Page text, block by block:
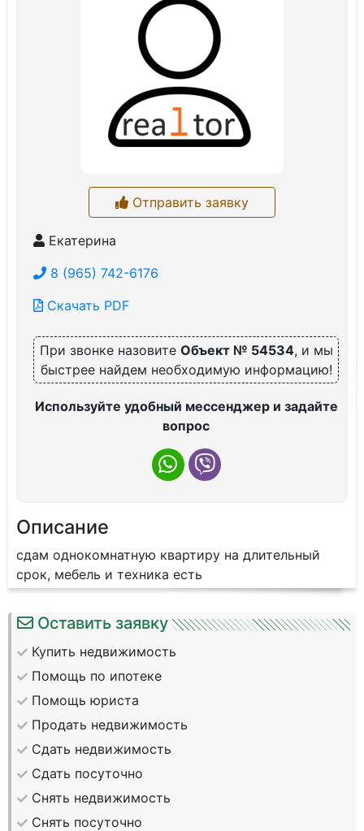
Отправить заявку
Екатерина
8 (965) 742-6176
Скачать PDF
При звонке назовите Объект № 54534, и мы
быстрее найдем необходимую информацию!
Используйте удобный мессенджер и задайте
вопрос
Описание
сдам однокомнатную квартиру на длительный
срок, мебель и техника есть
Оставить заявку
Купить недвижимость
Помощь по ипотеке
Помощь юриста
Продать недвижимость
Сдать недвижимость
Сдать посуточно
Снять недвижимость
Снять посуточно